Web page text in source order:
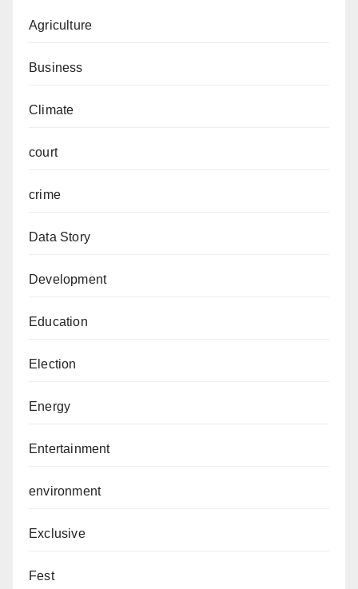
Agriculture
Business
Climate
court
crime
Data Story
Development
Education
Election
Energy
Entertainment
environment
Exclusive
Fest